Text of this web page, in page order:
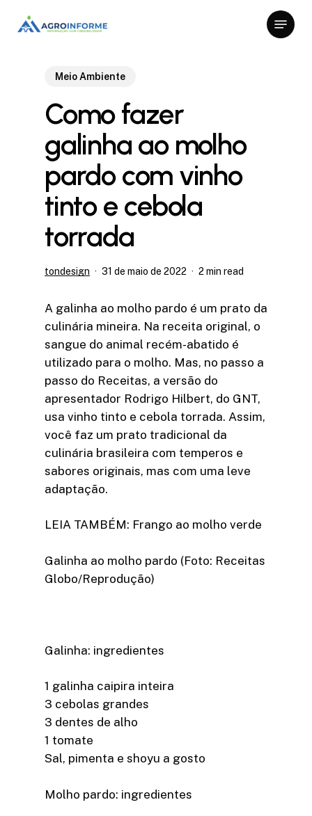
Menu
Meio Ambiente
Como fazer
galinha ao molho
pardo com vinho
tinto e cebola
torrada
tondesign 31 de maio de 2022 2 min read
A galinha ao molho pardo é um prato da
culinária mineira. Na receita original, o
sangue do animal recém-abatido é
utilizado para o molho. Mas, no passo a
passo do Receitas, a versão do
apresentador Rodrigo Hilbert, do GNT,
usa vinho tinto e cebola torrada. Assim,
você faz um prato tradicional da
culinária brasileira com temperos e
sabores originais, mas com uma leve
adaptação.
LEIA TAMBÉM: Frango ao molho verde
Galinha ao molho pardo (Foto: Receitas
Globo/Reprodução)
Galinha: ingredientes
1 galinha caipira inteira
3 cebolas grandes
3 dentes de alho
1 tomate
Sal, pimenta e shoyu a gosto
Molho pardo: ingredientes